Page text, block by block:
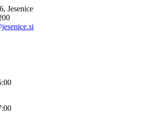
Jesenice